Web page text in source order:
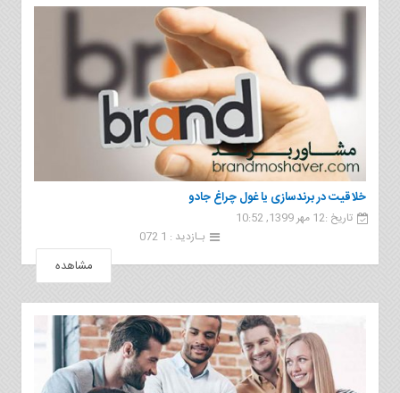
خلاقیت در برندسازی یا غول چراغ جادو
تاریخ :12 مهر 1399, 10:52
بـازدید : 1 072
مشاهده